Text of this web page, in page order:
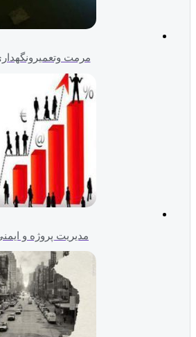
مرمت وتعمیرونگهداری(145)
مدیریت پروژه و ایمنی (213)